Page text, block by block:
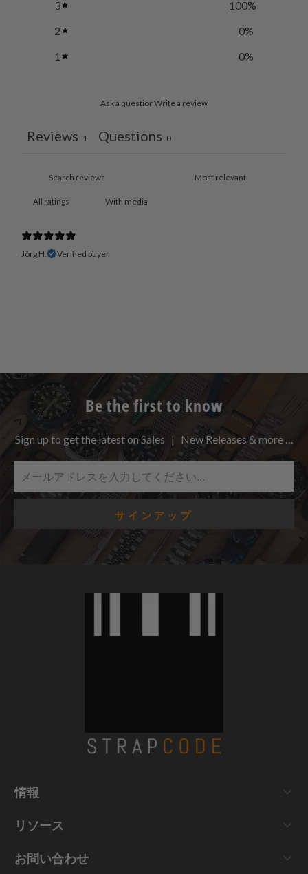
3
100%
2
0%
1
0%
Ask a questionWrite a review
Reviews 1 Questions 0
With media
Jörg H. Verified buyer
Be the first to know
Sign up to get the latest on Sales | New Releases & more …
情報
リソース
お問い合わせ